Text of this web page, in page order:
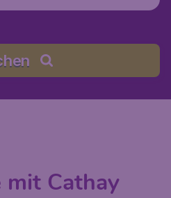
mit Cathay